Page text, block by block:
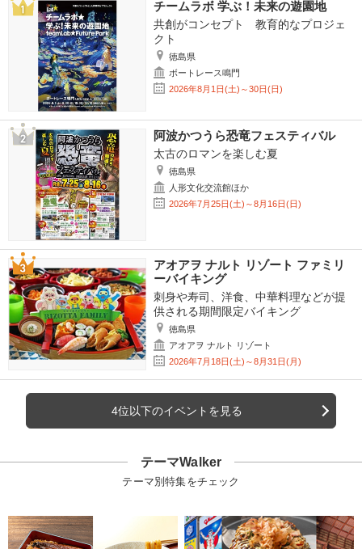
チームラボ 学ぶ！未来の遊園地
共創がコンセプト 教育的なプロジェ
クト
徳島県
ボートレース鳴門
2026年8月1日(土)～30日(日)
阿波かつうら恐竜フェスティバル
太古のロマンを楽しむ夏
徳島県
人形文化交流館ほか
2026年7月25日(土)～8月16日(日)
アオアヲ ナルト リゾート ファミリ
ーバイキング
刺身や寿司、洋食、中華料理などが提
供される期間限定バイキング
徳島県
アオアヲ ナルト リゾート
2026年7月18日(土)～8月31日(月)
4位以下のイベントを見る
テーマWalker
テーマ別特集をチェック